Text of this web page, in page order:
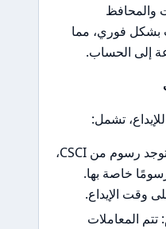
والمحافظ
بشكل فوري، مما
إلى الحساب.
: لا توجد رسوم من CSCI،
خاصة بها.
وقت الإيداع.
: تتم المعاملات